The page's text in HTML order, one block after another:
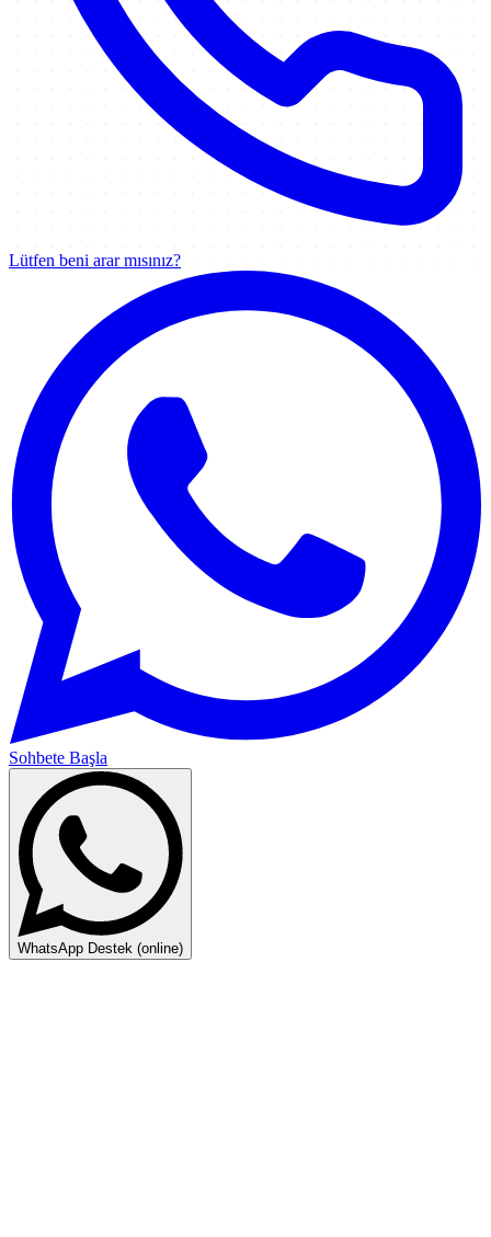
Lütfen beni arar mısınız?
Sohbete Başla
WhatsApp Destek (online)